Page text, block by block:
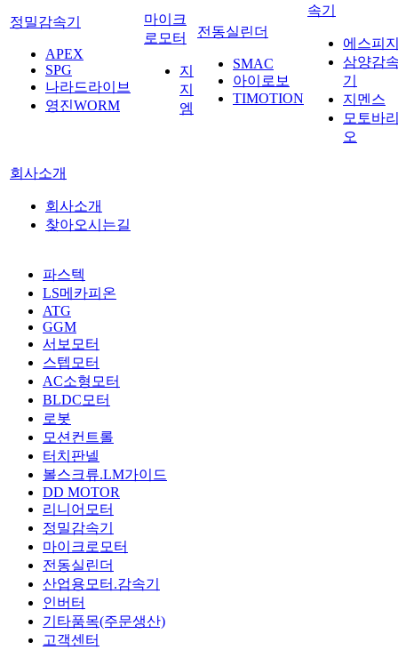
정밀감속기
APEX
SPG
나라드라이브
영진WORM
마이크
로모터
지
지
엠
전동실린더
SMAC
아이로보
TIMOTION
속기
에스피
삼양감
기
지멘스
모토바
오
회사소개
회사소개
찾아오시는길
파스텍
LS메카피온
ATG
GGM
서보모터
스텝모터
AC소형모터
BLDC모터
로봇
모션컨트롤
터치판넬
볼스크류.LM가이드
DD MOTOR
리니어모터
정밀감속기
마이크로모터
전동실린더
산업용모터.감속기
인버터
기타품목(주문생산)
고객센터